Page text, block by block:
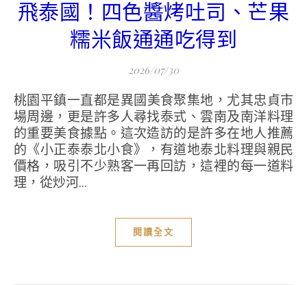
飛泰國！四色醬烤吐司、芒果
糯米飯通通吃得到
2026/07/30
桃園平鎮一直都是異國美食聚集地，尤其忠貞市
場周邊，更是許多人尋找泰式、雲南及南洋料理
的重要美食據點。這次造訪的是許多在地人推薦
的《小正泰泰北小食》，有道地泰北料理與親民
價格，吸引不少熟客一再回訪，這裡的每一道料
理，從炒河...
閱讀全文